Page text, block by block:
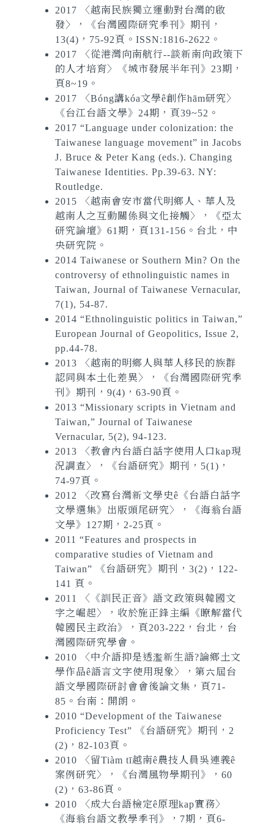
2017 〈越南民族獨立運動對台灣的啟
發〉，《台灣國際研究季刊》期刊，
13(4)，75-92頁。ISSN:1816-2622。
2017 〈從港灣向南航行--談新南向政策下
的人才培育〉《城市發展半年刊》23期，
頁8~19。
2017 〈Bóng講kóa文學ê創作hām研究〉
《台江台語文學》24期，頁39~52。
2017 “Language under colonization: the
Taiwanese language movement” in Jacobs
J. Bruce & Peter Kang (eds.). Changing
Taiwanese Identities. Pp.39-63. NY:
Routledge.
2015 〈越南會安市當代明鄉人、華人及
越南人之互動關係與文化接觸〉，《亞太
研究論壇》61期，頁131-156。台北，中
央研究院。
2014 Taiwanese or Southern Min? On the
controversy of ethnolinguistic names in
Taiwan, Journal of Taiwanese Vernacular,
7(1), 54-87.
2014 “Ethnolinguistic politics in Taiwan,”
European Journal of Geopolitics, Issue 2,
pp.44-78.
2013 〈越南的明鄉人與華人移民的族群
認同與本土化差異〉，《台灣國際研究季
刊》期刊，9(4)，63-90頁。
2013 “Missionary scripts in Vietnam and
Taiwan,” Journal of Taiwanese
Vernacular, 5(2), 94-123.
2013 〈教會內台語白話字使用人口kap現
況調查〉，《台語研究》期刊，5(1)，
74-97頁。
2012 〈改寫台灣新文學史ê《台語白話字
文學選集》出版頭尾研究〉，《海翁台語
文學》127期，2-25頁。
2011 “Features and prospects in
comparative studies of Vietnam and
Taiwan” 《台語研究》期刊，3(2)，122-
141 頁。
2011 〈《訓民正音》語文政策與韓國文
字之崛起〉，收於施正鋒主編《瞭解當代
韓國民主政治》，頁203-222，台北，台
灣國際研究學會。
2010 〈中介語抑是透濫新生語?論鄉土文
學作品ê語言文字使用現象〉，第六屆台
語文學國際研討會會後論文集，頁71-
85。台南：開朗。
2010 “Development of the Taiwanese
Proficiency Test” 《台語研究》期刊，2
(2)，82-103頁。
2010 〈留Tiàm tī越南ê農技人員吳連義ê
案例研究〉，《台灣風物學期刊》，60
(2)，63-86頁。
2010 〈成大台語檢定ê原理kap實務〉
《海翁台語文教學季刊》，7期，頁6-